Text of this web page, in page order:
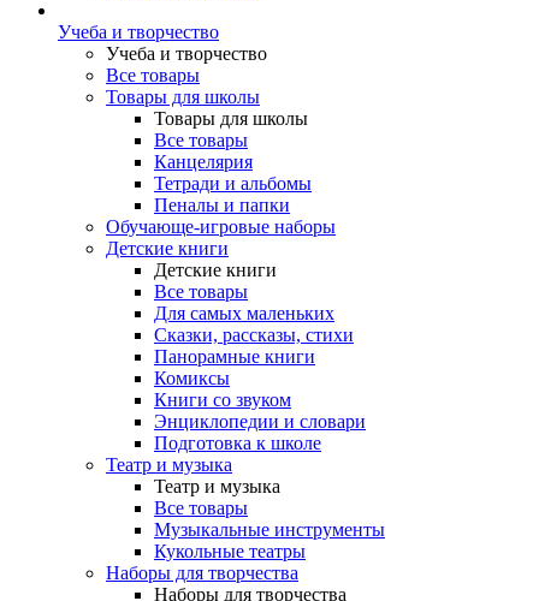
Учеба и творчество
Учеба и творчество
Все товары
Товары для школы
Товары для школы
Все товары
Канцелярия
Тетради и альбомы
Пеналы и папки
Обучающе-игровые наборы
Детские книги
Детские книги
Все товары
Для самых маленьких
Сказки, рассказы, стихи
Панорамные книги
Комиксы
Книги со звуком
Энциклопедии и словари
Подготовка к школе
Театр и музыка
Театр и музыка
Все товары
Музыкальные инструменты
Кукольные театры
Наборы для творчества
Наборы для творчества